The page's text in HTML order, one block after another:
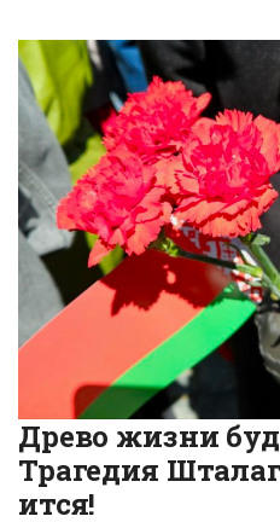
Древо жизни
Трагедия
ится!